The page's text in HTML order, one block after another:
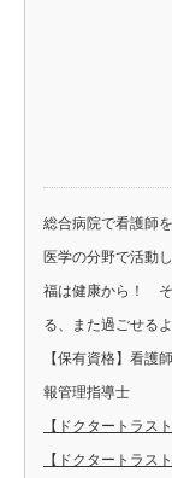
総合病院で看護師
医学の分野で活動
福は健康から！ そ
る、また過ごせる
【保有資格】看護
報管理指導士
【ドクタートラス
【ドクタートラス